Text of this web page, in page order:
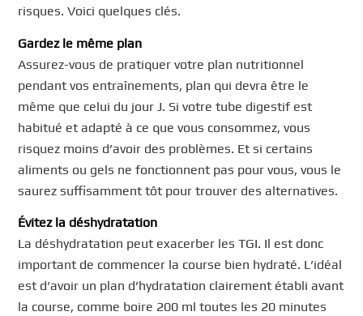
risques. Voici quelques clés.
Gardez le même plan
Assurez-vous de pratiquer votre plan nutritionnel
pendant vos entraînements, plan qui devra être le
même que celui du jour J. Si votre tube digestif est
habitué et adapté à ce que vous consommez, vous
risquez moins d’avoir des problèmes. Et si certains
aliments ou gels ne fonctionnent pas pour vous, vous le
saurez suffisamment tôt pour trouver des alternatives.
Évitez la déshydratation
La déshydratation peut exacerber les TGI. Il est donc
important de commencer la course bien hydraté. L’idéal
est d’avoir un plan d’hydratation clairement établi avant
la course, comme boire 200 ml toutes les 20 minutes